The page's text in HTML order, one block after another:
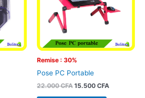
Remise : 30%
Pose PC Portable
22.000CFA 15.500 CFA